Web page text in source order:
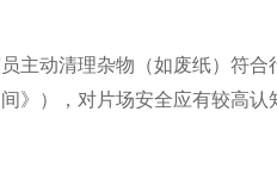
主动清理杂物（如废纸）符合
》），对片场安全应有较高认